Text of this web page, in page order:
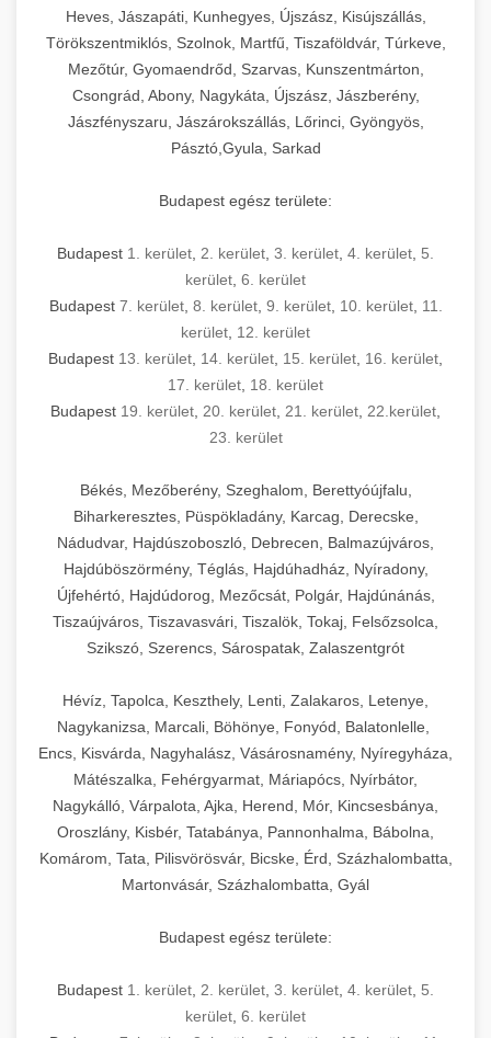
Heves, Jászapáti, Kunhegyes, Újszász, Kisújszállás,
Törökszentmiklós, Szolnok, Martfű, Tiszaföldvár, Túrkeve,
Mezőtúr, Gyomaendrőd, Szarvas, Kunszentmárton,
Csongrád, Abony, Nagykáta, Újszász, Jászberény,
Jászfényszaru, Jászárokszállás, Lőrinci, Gyöngyös,
Pásztó,Gyula, Sarkad
Budapest egész területe:
Budapest 1. kerület 2. kerület 3. kerület 4. kerület 5.
kerület 6. kerület
Budapest 7. kerület, 8. kerület, 9. kerület, 10. kerület, 11.
kerület 12. kerület
Budapest 13. kerület 14. kerület 15. kerület 16. kerület
17. kerület 18. kerület
Budapest 19. kerület 20. kerület 21. kerület 22.kerület
23. kerület
Békés, Mezőberény, Szeghalom, Berettyóújfalu,
Biharkeresztes, Püspökladány, Karcag, Derecske,
Nádudvar, Hajdúszoboszló, Debrecen, Balmazújváros,
Hajdúböszörmény, Téglás, Hajdúhadház, Nyíradony,
Újfehértó, Hajdúdorog, Mezőcsát, Polgár, Hajdúnánás,
Tiszaújváros, Tiszavasvári, Tiszalök, Tokaj, Felsőzsolca,
Szikszó, Szerencs, Sárospatak, Zalaszentgrót
Hévíz, Tapolca, Keszthely, Lenti, Zalakaros, Letenye,
Nagykanizsa, Marcali, Böhönye, Fonyód, Balatonlelle,
Encs, Kisvárda, Nagyhalász, Vásárosnamény, Nyíregyháza,
Mátészalka, Fehérgyarmat, Máriapócs, Nyírbátor,
Nagykálló, Várpalota, Ajka, Herend, Mór, Kincsesbánya,
Oroszlány, Kisbér, Tatabánya, Pannonhalma, Bábolna,
Komárom, Tata, Pilisvörösvár, Bicske, Érd, Százhalombatta,
Martonvásár, Százhalombatta, Gyál
Budapest egész területe:
Budapest 1. kerület 2. kerület 3. kerület 4. kerület 5.
kerület 6. kerület